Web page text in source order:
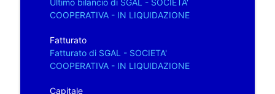
COOPERATIVA - IN LIQUIDAZIONE
Fatturato
Fatturato di SGAL - SOCIETA'
COOPERATIVA - IN LIQUIDAZIONE
Capitale